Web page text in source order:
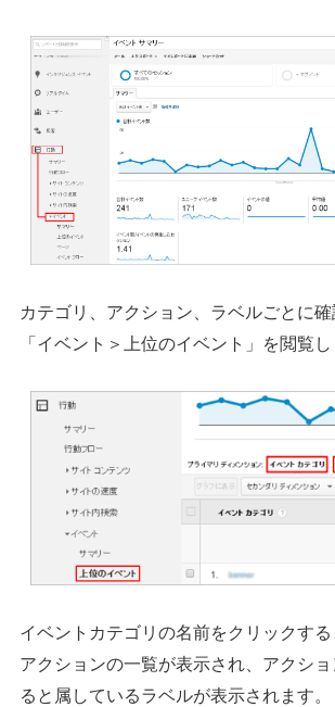
カテゴリ、アクション、ラベルごとに確
「イベント＞上位のイベント」を閲覧し
イベントカテゴリの名前をクリックす
アクションの一覧が表示され、アクシ
ると属しているラベルが表示されます。